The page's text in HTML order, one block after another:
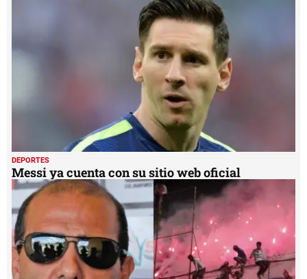
DEPORTES
Messi ya cuenta con su sitio web oficial